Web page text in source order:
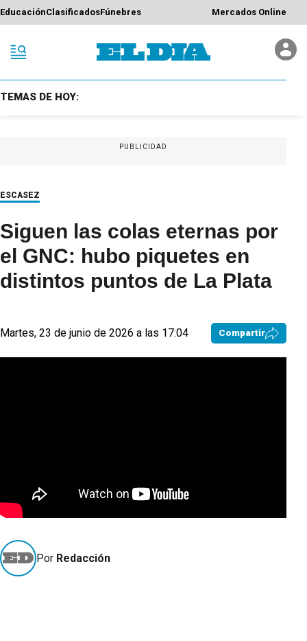
EducaciónClasificadosFúnebres Mercados Online
TEMAS DE HOY:
PUBLICIDAD
ESCASEZ
Siguen las colas eternas por
el GNC: hubo piquetes en
distintos puntos de La Plata
Martes, 23 de junio de 2026 a las 17:04 Compartir
Por Redacción